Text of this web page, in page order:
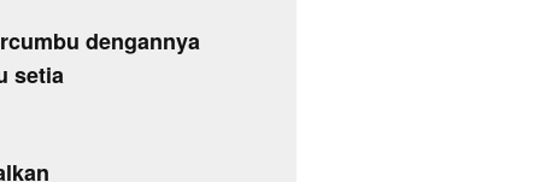
dengannya
setia